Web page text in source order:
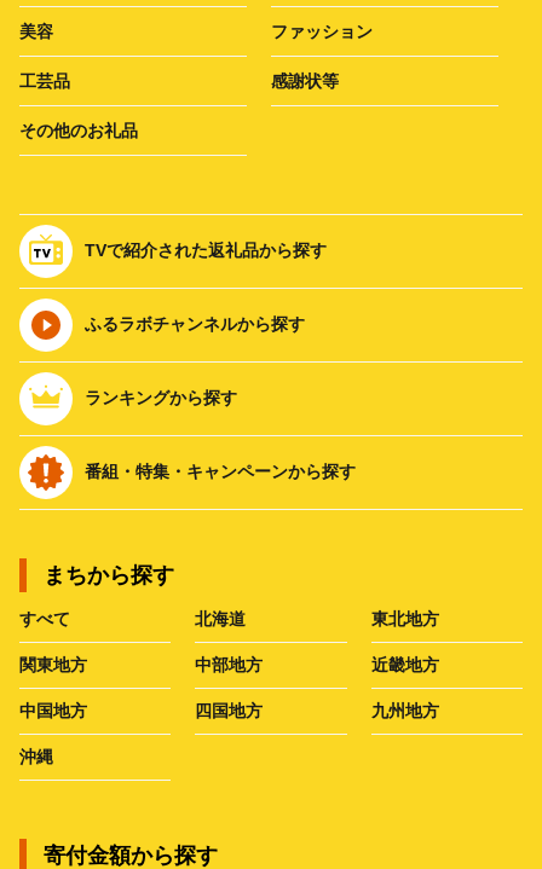
美容 ファッション
工芸品 感謝状等
その他のお礼品
TVで紹介された返礼品から探す
ふるラボチャンネルから探す
ランキングから探す
番組・特集・キャンペーンから探す
まちから探す
すべて 北海道 東北地方
関東地方 中部地方 近畿地方
中国地方 四国地方 九州地方
沖縄
寄付金額から探す